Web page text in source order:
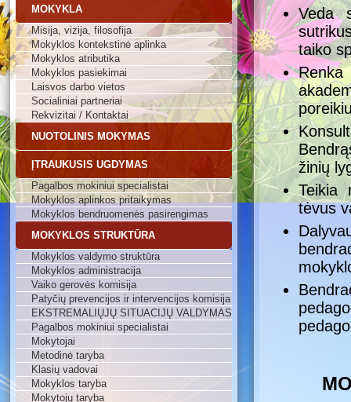
MOKYKLA
Misija, vizija, filosofija
Mokyklos kontekstinė aplinka
Mokyklos atributika
Mokyklos pasiekimai
Laisvos darbo vietos
Socialiniai partneriai
Rekvizitai / Kontaktai
NUOTOLINIS MOKYMAS
ĮTRAUKUSIS UGDYMAS
Pagalbos mokiniui specialistai
Mokyklos aplinkos pritaikymas
Mokyklos bendruomenės pasirengimas
MOKYKLOS STRUKTŪRA
Mokyklos valdymo struktūra
Mokyklos administracija
Vaiko gerovės komisija
Patyčių prevencijos ir intervencijos komisija
EKSTREMALIŲJŲ SITUACIJŲ VALDYMAS
Pagalbos mokiniui specialistai
Mokytojai
Metodinė taryba
Klasių vadovai
Mokyklos taryba
Mokytojų taryba
Veda
taiko
Renka
žinių
Teikia
tėvus